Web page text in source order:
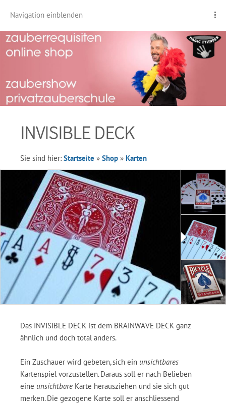
Navigation einblenden
INVISIBLE DECK
Sie sind hier: Startseite » Shop » Karten
Das INVISIBLE DECK ist dem BRAINWAVE DECK ganz
ähnlich und doch total anders.
Ein Zuschauer wird gebeten, sich ein unsichtbares
Kartenspiel vorzustellen. Daraus soll er nach Belieben
eine unsichtbare Karte herausziehen und sie sich gut
merken. Die gezogene Karte soll er anschliessend